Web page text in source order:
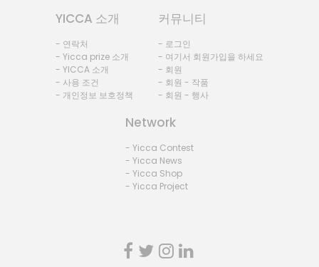
YICCA 소개
- 연락처
- Yicca prize 소개
- YICCA 소개
- 사용 조건
- 개인정보 보호정책
커뮤니티
- 로그인
- 여기서 회원가입을 하세요
- 회원
- 회원 - 작품
- 회원 - 행사
Network
- Yicca Contest
- Yicca News
- Yicca Shop
- Yicca Project